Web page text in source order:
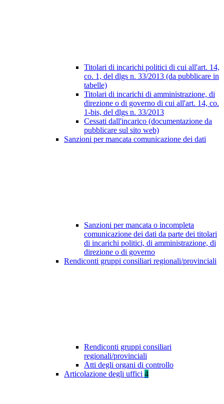
Titolari di incarichi politici di cui all'art. 14,
co. 1, del dlgs n. 33/2013 (da pubblicare in
tabelle)
Titolari di incarichi di amministrazione, di
direzione o di governo di cui all'art. 14, co.
1-bis, del dlgs n. 33/2013
Cessati dall'incarico (documentazione da
pubblicare sul sito web)
Sanzioni per mancata comunicazione dei dati
Sanzioni per mancata o incompleta
comunicazione dei dati da parte dei titolari
di incarichi politici, di amministrazione, di
direzione o di governo
Rendiconti gruppi consiliari regionali/provinciali
Rendiconti gruppi consiliari
regionali/provinciali
Atti degli organi di controllo
Articolazione degli uffici 4